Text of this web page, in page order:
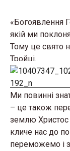
«Богоявлення
якій ми
Тому це свято
Тройці.
Ми повинні
– це також
землю Христос
кличе нас до
переможемо і